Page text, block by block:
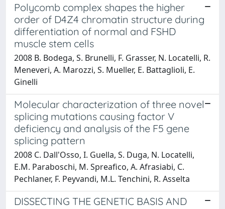
Polycomb complex shapes the higher
order of D4Z4 chromatin structure during
differentiation of normal and FSHD
muscle stem cells
2008 B. Bodega, S. Brunelli, F. Grasser, N. Locatelli, R.
Meneveri, A. Marozzi, S. Mueller, E. Battaglioli, E.
Ginelli
Molecular characterization of three novel
splicing mutations causing factor V
deficiency and analysis of the F5 gene
splicing pattern
2008 C. Dall'Osso, I. Guella, S. Duga, N. Locatelli,
E.M. Paraboschi, M. Spreafico, A. Afrasiabi, C.
Pechlaner, F. Peyvandi, M.L. Tenchini, R. Asselta
DISSECTING THE GENETIC BASIS AND